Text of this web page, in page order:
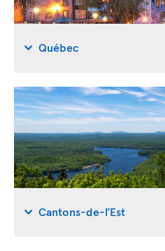
Québec
Cantons-de-l’Est